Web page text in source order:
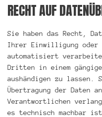
RECHT AUF
Sie haben das Recht,
Ihrer Einwilligung
automatisiert
Dritten in einem
aushändigen zu
Übertragung der Daten
Verantwortlichen
es technisch machbar ist.